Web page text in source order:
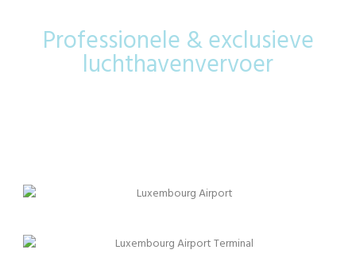
Professionele & exclusieve
luchthavenvervoer